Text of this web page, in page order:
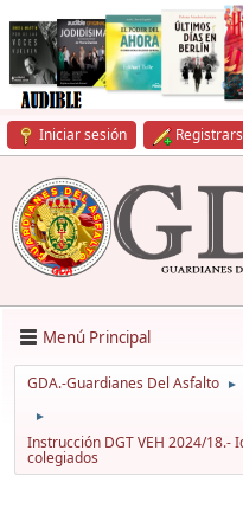
Iniciar sesión
Menú Principal
GDA.-Guardianes Del Asfalto ►
►
Instrucción DGT VEH 2024/
colegiados